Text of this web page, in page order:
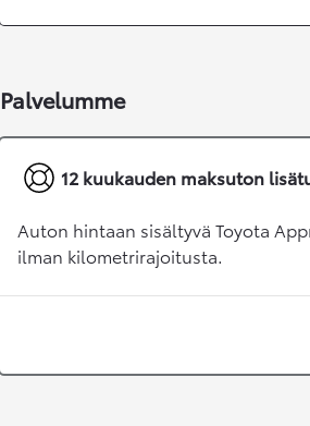
Alkaen
tai kuukausierä
LADATTAVA HYBRIDI
Palvelumme
12 kuukauden maksuton
Auton hintaan sisältyvä Toyota
ilman kilometrirajoitusta.